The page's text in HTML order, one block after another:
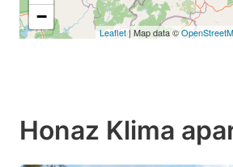
−
Leaflet | Map data ©
Honaz Klima